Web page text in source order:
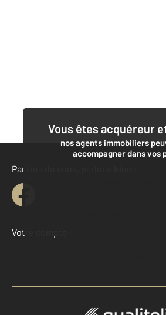
Vous êtes acquéreur
nos agents immobiliers
accompagner dans vos
Contacter l'agence
Demander une
Parlons de vous, parlons biens
Votre compte :
Accéder à mon